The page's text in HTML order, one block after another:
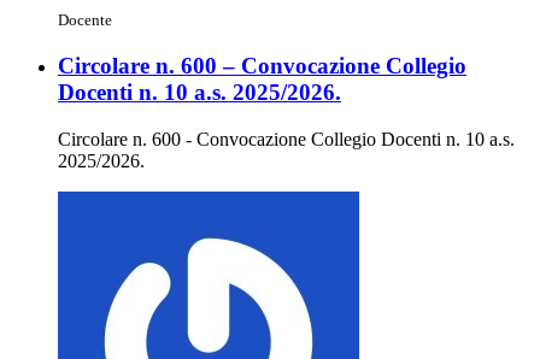
Docente
Circolare n. 600 – Convocazione Collegio
Docenti n. 10 a.s. 2025/2026.
Circolare n. 600 - Convocazione Collegio Docenti n. 10 a.s.
2025/2026.